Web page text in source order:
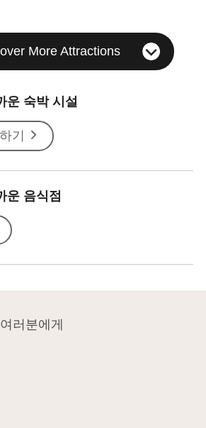
More Attractions
운 숙박 시설
기
운 음식점
러분에게